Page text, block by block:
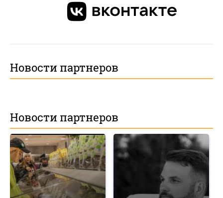
Новости партнеров
Новости партнеров